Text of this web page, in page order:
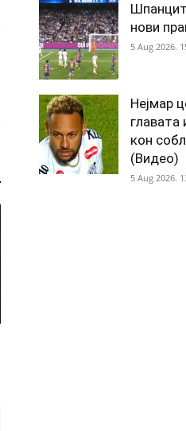
нови
5 Aug 2026.
Нејмар
главата
кон
(Видео)
5 Aug 2026.